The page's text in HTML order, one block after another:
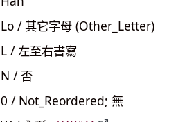
Lo / 其它字母 (Other_Letter)
L / 左至右書寫
N / 否
0 / Not_Reordered; 無